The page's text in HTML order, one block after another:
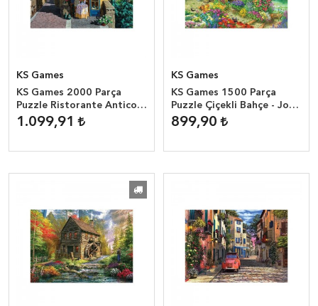
KS Games
KS Games 2000 Parça
Puzzle Ristorante Antico
Martini Victor Shvaiko
1.099,91
KS Games
KS Games 1500 Parça
Puzzle Çiçekli Bahçe - John
Francis
899,90